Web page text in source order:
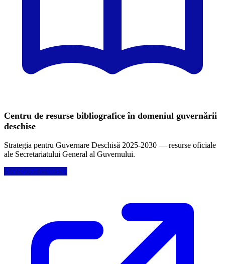
Centru de resurse bibliografice în domeniul guvernării
deschise
Strategia pentru Guvernare Deschisă 2025-2030 — resurse oficiale
ale Secretariatului General al Guvernului.
Accesează resursele